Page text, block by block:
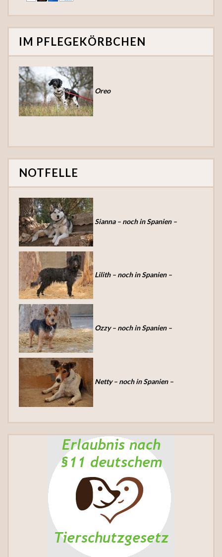
IM PFLEGEKÖRBCHEN
Oreo
NOTFELLE
Sianna – noch in Spanien –
Lilith – noch in Spanien –
Ozzy – noch in Spanien –
Netty – noch in Spanien –